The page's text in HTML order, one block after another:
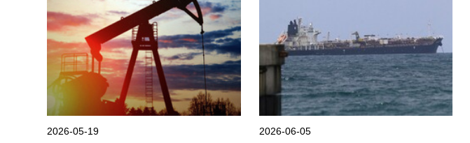
2026-05-19 2026-06-05